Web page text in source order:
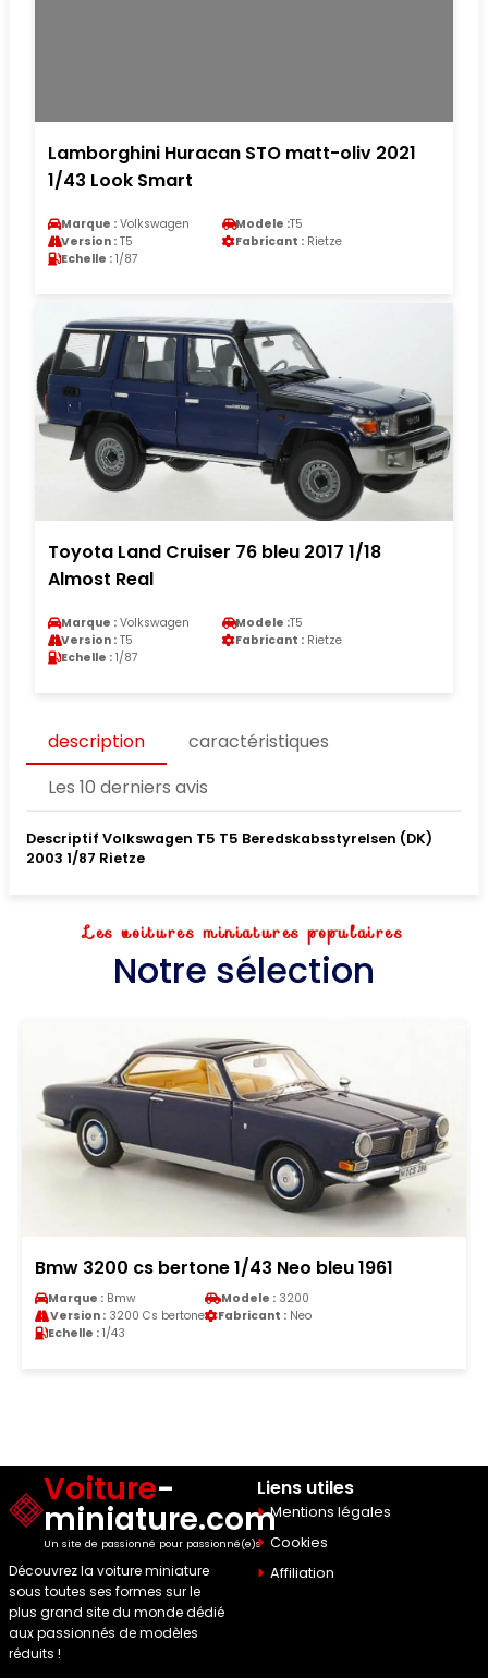
Lamborghini Huracan STO matt-oliv 2021
1/43 Look Smart
Marque : Volkswagen Modele :T5
Version : T5 Fabricant : Rietze
Echelle : 1/87
Toyota Land Cruiser 76 bleu 2017 1/18
Almost Real
Marque : Volkswagen Modele :T5
Version : T5 Fabricant : Rietze
Echelle : 1/87
description
caractéristiques
Les 10 derniers avis
Descriptif Volkswagen T5 T5 Beredskabsstyrelsen (DK)
2003 1/87 Rietze
Les voitures miniatures populaires
Notre sélection
Bmw 3200 cs bertone 1/43 Neo bleu 1961
Marque : Bmw Modele : 3200
Version : 3200 Cs bertone Fabricant : Neo
Echelle : 1/43
Voiture-
miniature.com
Un site de passionné pour passionné(e)s
Découvrez la voiture miniature
sous toutes ses formes sur le
plus grand site du monde dédié
aux passionnés de modèles
réduits !
Liens utiles
Mentions légales
Cookies
Affiliation